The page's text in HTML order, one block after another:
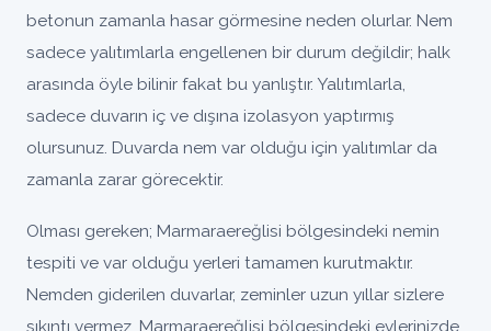
betonun zamanla hasar görmesine neden olurlar. Nem
sadece yalıtımlarla engellenen bir durum değildir; halk
arasında öyle bilinir fakat bu yanlıştır. Yalıtımlarla,
sadece duvarın iç ve dışına izolasyon yaptırmış
olursunuz. Duvarda nem var olduğu için yalıtımlar da
zamanla zarar görecektir.
Olması gereken; Marmaraereğlisi bölgesindeki nemin
tespiti ve var olduğu yerleri tamamen kurutmaktır.
Nemden giderilen duvarlar, zeminler uzun yıllar sizlere
sıkıntı vermez, Marmaraereğlisi bölgesindeki evlerinizde